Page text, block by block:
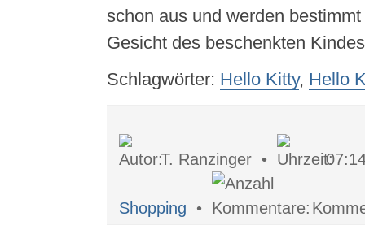
schon aus und werden
Gesicht des beschenkten
Schlagwörter: Hello Kitty, Hello
T. Ranzinger •
Shopping •